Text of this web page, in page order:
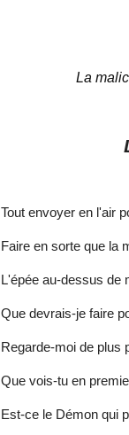
La
Tout envoyer en l'air
Faire en sorte que la
L'épée au-dessus de
Que devrais-je faire
Regarde-moi de plus
Que vois-tu en
Est-ce le Démon qui